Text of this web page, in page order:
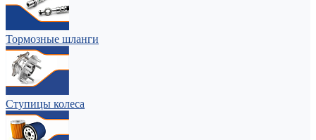
Тормозные шланги
Ступицы колеса